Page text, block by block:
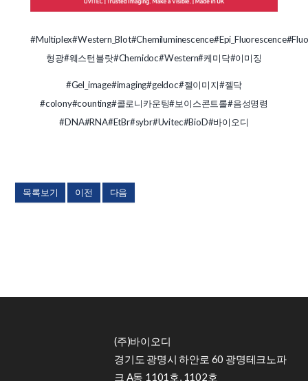
#Multiplex#Western_Blot#Chemiluminescence#Epi_Fluorescence
형광#웨스턴블랏#Chemidoc#Western#케미닥#이미징
#Gel_image#imaging#geldoc#젤이미지#젤닥
#colony#counting#콜로니카운팅#보이스콘트롤#음성명령
#DNA#RNA#EtBr#sybr#Uvitec#BioD#바이오디
목록보기 이전 다음
(주)바이오디
경기도 광명시 하안로 60 광명테크노파
크 A동 1101호, 1102호